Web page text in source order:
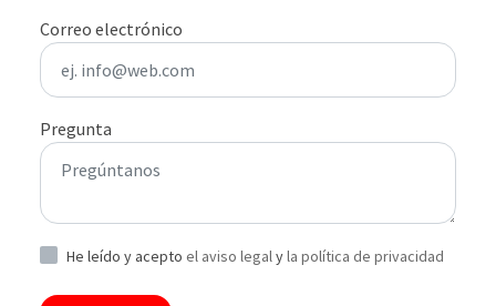
Correo electrónico
Pregunta
He leído y acepto el aviso legalyla política de privacidad